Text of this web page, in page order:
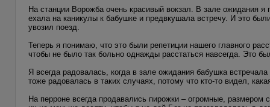
На станции Ворожба очень красивый вокзал. В зале ожидания
ехала на каникулы к бабушке и предвкушала встречу. И это
увозил поезд.
Теперь я понимаю, что это были репетиции нашего главного
чтобы не было так больно однажды расстаться навсегда. Это
Я всегда радовалась, когда в зале ожидания бабушка
тоже радовалась в таких случаях, потому что кто-то видел,
На перроне всегда продавались пирожки – огромные, размером